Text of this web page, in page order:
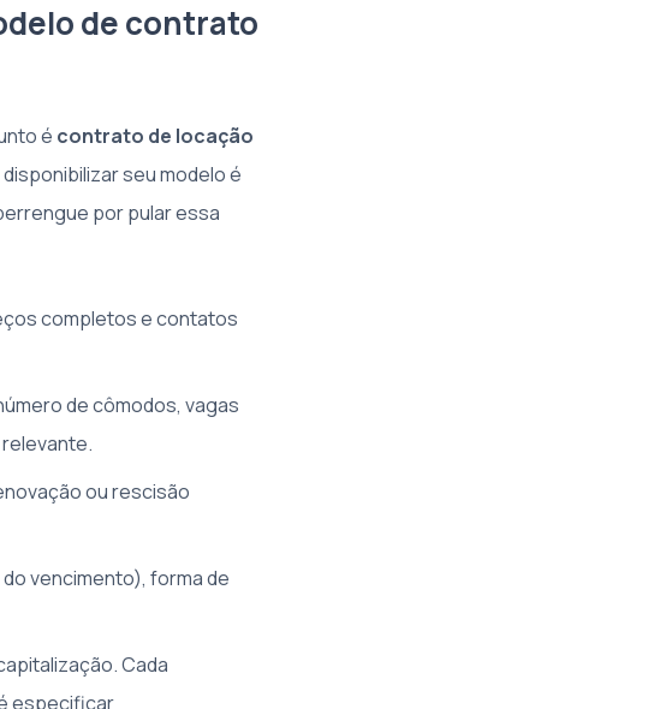
de contrato
é contrato de locação
seu modelo é
por pular essa
completos e contatos
de cômodos, vagas
ou rescisão
vencimento), forma de
Cada
especificar